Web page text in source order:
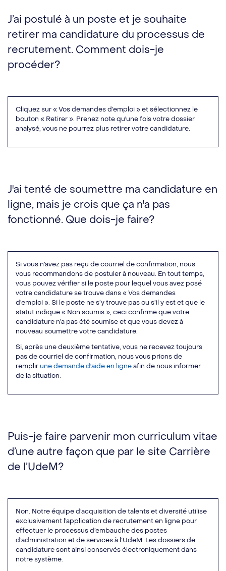
J’ai postulé à un poste et je souhaite
retirer ma candidature du processus de
recrutement. Comment dois-je
procéder?
Cliquez sur « Vos demandes d’emploi » et sélectionnez le
bouton « Retirer ». Prenez note qu'une fois votre dossier
analysé, vous ne pourrez plus retirer votre candidature.
J'ai tenté de soumettre ma candidature en
ligne, mais je crois que ça n'a pas
fonctionné. Que dois-je faire?
Si vous n’avez pas reçu de courriel de confirmation, nous
vous recommandons de postuler à nouveau. En tout temps,
vous pouvez vérifier si le poste pour lequel vous avez posé
votre candidature se trouve dans « Vos demandes
d’emploi ». Si le poste ne s’y trouve pas ou s’il y est et que le
statut indique « Non soumis », ceci confirme que votre
candidature n’a pas été soumise et que vous devez à
nouveau soumettre votre candidature. ​
Si, après une deuxième tentative, vous ne recevez toujours
pas de courriel de confirmation, nous vous prions de
remplirune demande d'aide en ligneafin de nous informer
de la situation.
Puis-je faire parvenir mon curriculum vitae
d’une autre façon que par le site Carrière
de l’UdeM?
Non. Notre équipe d’acquisition de talents et diversité utilise
exclusivement l’application de recrutement en ligne pour
effectuer le processus d’embauche des postes
d’administration et de services à l’UdeM. Les dossiers de
candidature sont ainsi conservés électroniquement dans
notre système.